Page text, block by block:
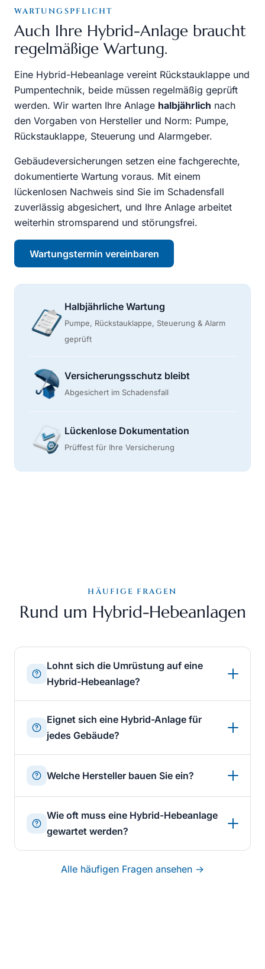
WARTUNGSPFLICHT
Auch Ihre Hybrid-Anlage braucht
regelmäßige Wartung.
Eine Hybrid-Hebeanlage vereint Rückstauklappe und
Pumpentechnik, beide müssen regelmäßig geprüft
werden. Wir warten Ihre Anlage halbjährlich nach
den Vorgaben von Hersteller und Norm: Pumpe,
Rückstauklappe, Steuerung und Alarmgeber.
Gebäudeversicherungen setzen eine fachgerechte,
dokumentierte Wartung voraus. Mit einem
lückenlosen Nachweis sind Sie im Schadensfall
zuverlässig abgesichert, und Ihre Anlage arbeitet
weiterhin stromsparend und störungsfrei.
Wartungstermin vereinbaren
Halbjährliche Wartung
Pumpe, Rückstauklappe, Steuerung & Alarm
geprüft
Versicherungsschutz bleibt
Abgesichert im Schadensfall
Lückenlose Dokumentation
Prüffest für Ihre Versicherung
HÄUFIGE FRAGEN
Rund um Hybrid-Hebeanlagen
Lohnt sich die Umrüstung auf eine
Hybrid-Hebeanlage?
Eignet sich eine Hybrid-Anlage für
jedes Gebäude?
Welche Hersteller bauen Sie ein?
Wie oft muss eine Hybrid-Hebeanlage
gewartet werden?
Alle häufigen Fragen ansehen →